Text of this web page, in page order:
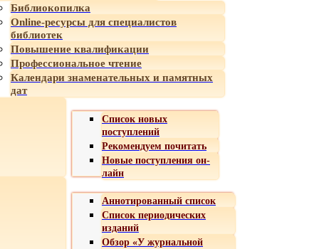
Библиокопилка
Online-ресурсы для специалистов
библиотек
Повышение квалификации
Профессиональное чтение
Календари знаменательных и памятных
дат
Список новых
поступлений
Рекомендуем почитать
Новые поступления он-
лайн
Аннотированный список
Список периодических
изданий
Обзор «У журнальной